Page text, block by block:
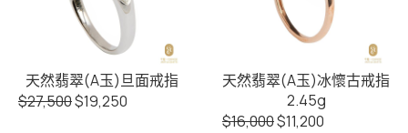
天然翡翠(A玉)旦面戒指
$27,500$19,250
天然翡翠(A玉)冰懷古戒指
2.45g
$16,000$11,200